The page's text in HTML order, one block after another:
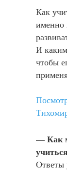
Как
именно
И
чтобы
— Как
Ответы